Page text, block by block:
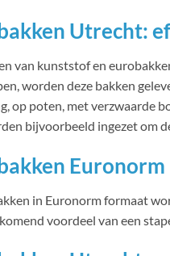
Utrecht:
van kunststof en
worden deze bakken
op poten, met verzwaarde
bijvoorbeeld ingezet om
Euronorm
in Euronorm formaat
voordeel van een